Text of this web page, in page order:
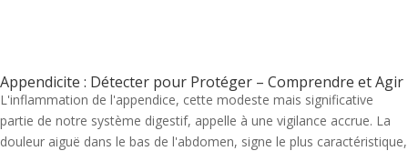
Appendicite : Détecter pour Protéger – Comprendre et Agir
L'inflammation de l'appendice, cette modeste mais significative
partie de notre système digestif, appelle à une vigilance accrue. La
douleur aiguë dans le bas de l'abdomen, signe le plus caractéristique,